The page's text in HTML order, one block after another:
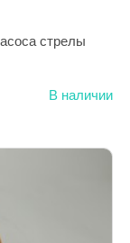
стрелы
В наличии